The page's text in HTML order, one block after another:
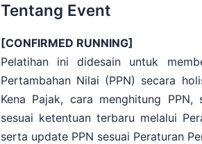
Tentang Event
[CONFIRMED RUNNING]
Pelatihan ini didesain untuk
Pertambahan Nilai (PPN) secara
Kena Pajak, cara menghitung
sesuai ketentuan terbaru melalui
serta update PPN sesuai Peraturan